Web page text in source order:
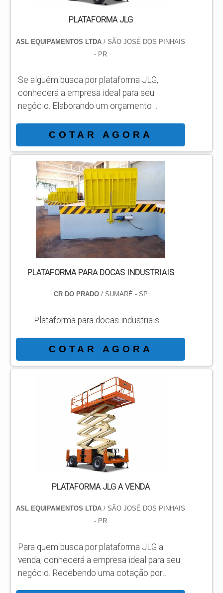
PLATAFORMA JLG
ASL EQUIPAMENTOS LTDA/ SÃO JOSÉ DOS PINHAIS
- PR
Se alguém busca por plataforma JLG,
conhecerá a empresa ideal para seu
negócio. Elaborando um orçamento
conhecendo a líder da área de atuação. É
importante lembrar que o produto deve
sempre ser adquirido com empresas
especializadas no segmento. Esse tipo de
cuidado ajuda a garantir a qualidade e
durabilidade dos materiais, além de evitar
prejuízos com substituições frequentes de
peças defeituos...
COTAR AGORA
PLATAFORMA PARA DOCAS INDUSTRIAIS
CR DO PRADO / SUMARÉ - SP
Plataforma para docas industriais ...
COTAR AGORA
PLATAFORMA JLG A VENDA
ASL EQUIPAMENTOS LTDA/ SÃO JOSÉ DOS PINHAIS
- PR
Para quem busca por plataforma JLG a
venda, conhecerá a empresa ideal para seu
negócio. Recebendo uma cotação por